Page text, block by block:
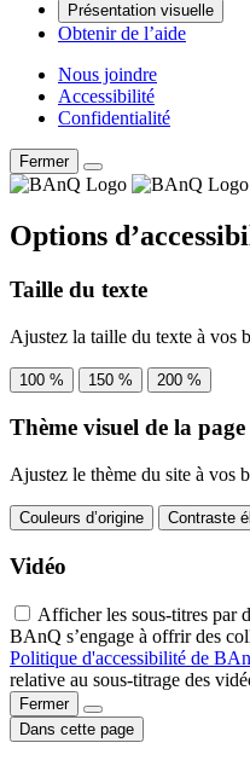
Présentation visuelle
Obtenir de l’aide
Nous joindre
Accessibilité
Confidentialité
Fermer
Options
Taille du texte
Ajustez la taille du texte à vos
100 % 150 % 200 %
Thème visuel de la page
Ajustez le thème du site à vos
Couleurs d’origine Contraste
Vidéo
Afficher les sous-titres par
BAnQ s’engage à offrir des
Politique d'accessibilité de
relative au sous-titrage des
Fermer
Dans cette page